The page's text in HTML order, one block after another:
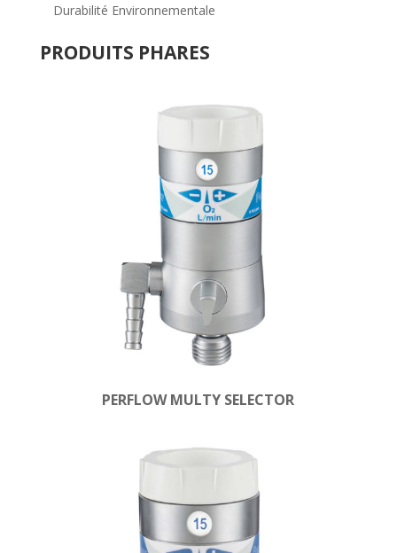
Durabilité Environnementale
PRODUITS PHARES
PERFLOW MULTY SELECTOR